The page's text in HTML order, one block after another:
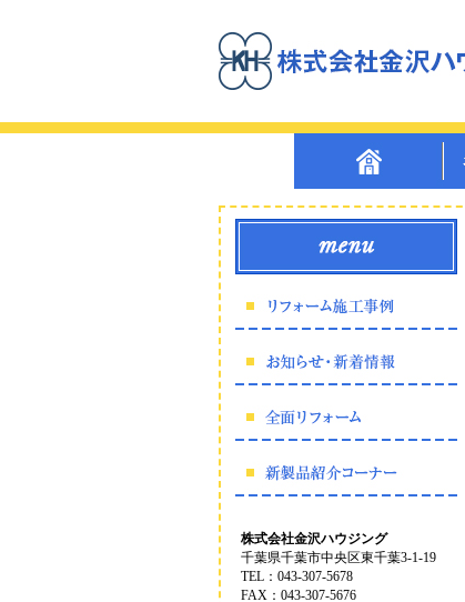
株式会社金沢ハウジング
千葉県千葉市中央区東千葉3-1-19
TEL：043-307-5678
FAX：043-307-5676